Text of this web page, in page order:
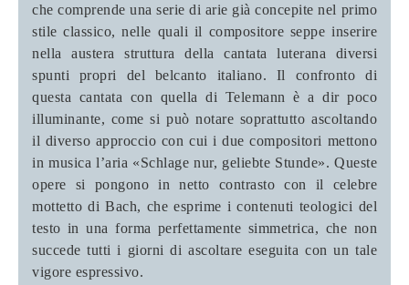
che comprende una serie di arie già concepite nel primo
stile classico, nelle quali il compositore seppe inserire
nella austera struttura della cantata luterana diversi
spunti propri del belcanto italiano. Il confronto di
questa cantata con quella di Telemann è a dir poco
illuminante, come si può notare soprattutto ascoltando
il diverso approccio con cui i due compositori mettono
in musica l’aria «Schlage nur, geliebte Stunde». Queste
opere si pongono in netto contrasto con il celebre
mottetto di Bach, che esprime i contenuti teologici del
testo in una forma perfettamente simmetrica, che non
succede tutti i giorni di ascoltare eseguita con un tale
vigore espressivo.